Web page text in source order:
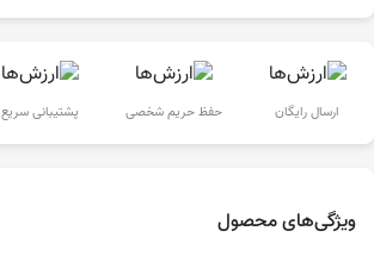
ارسال رایگان حفظ حریم شخصی پشتیبانی سریع
ویژگی‌های محصول